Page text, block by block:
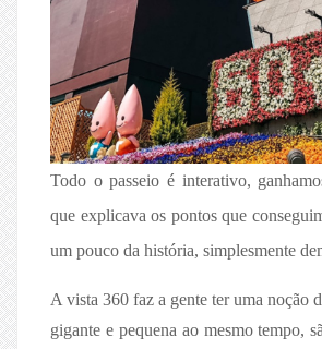
Todo o passeio é interativo,
que explicava os pontos que
um pouco da história, simplesmente
A vista 360 faz a gente ter uma noção
gigante e pequena ao mesmo tempo,